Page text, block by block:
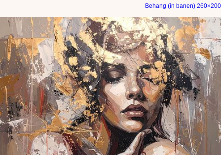
Behang (in banen) 260×200